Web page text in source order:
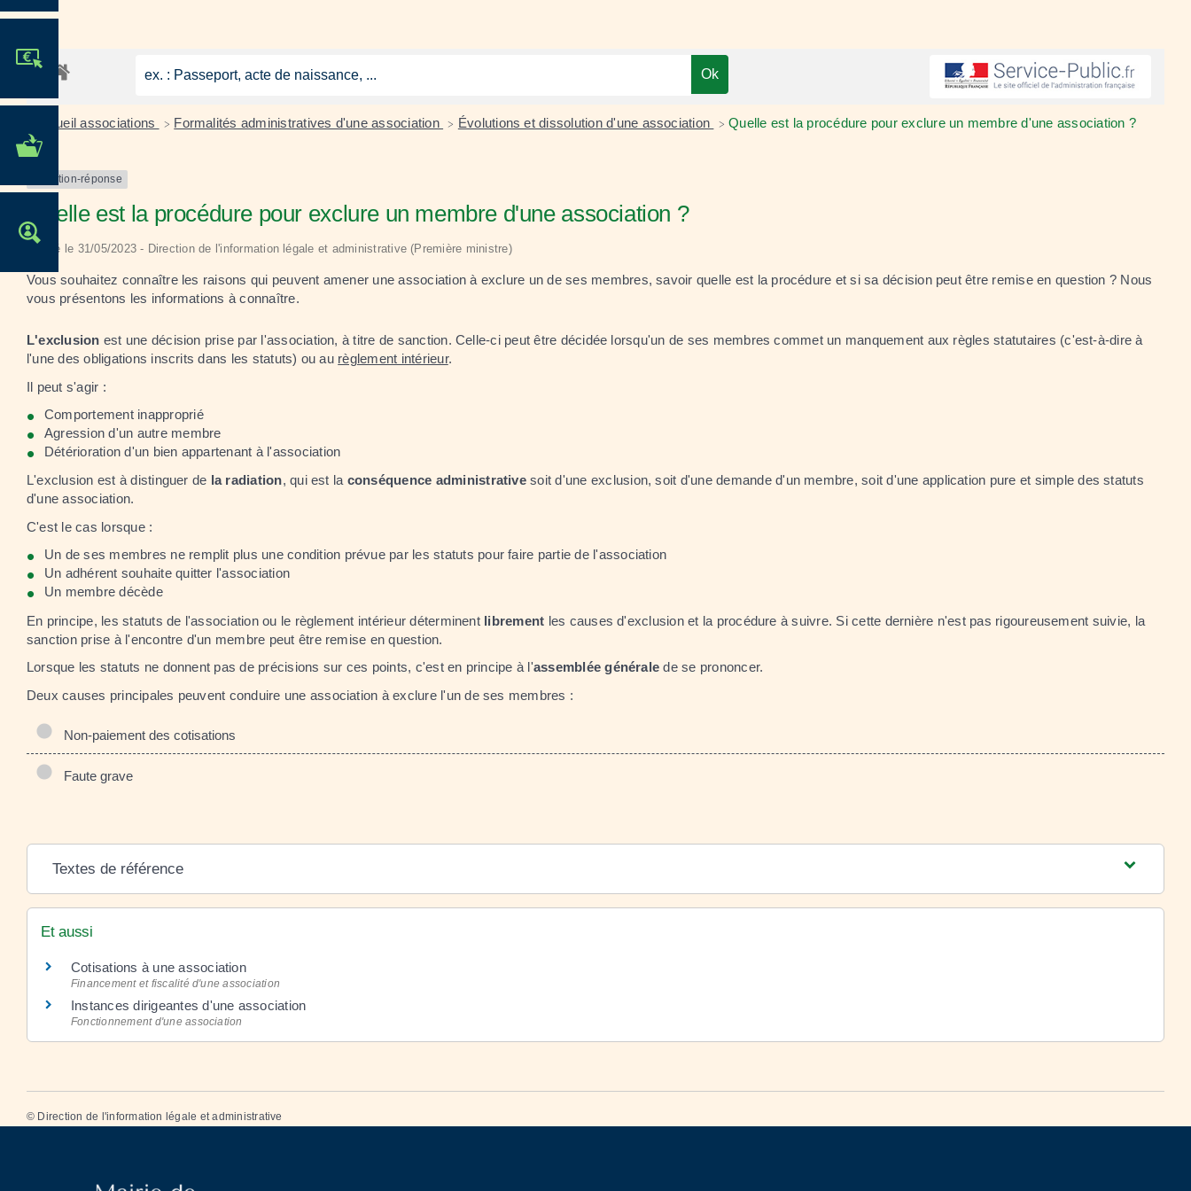
MES DÉMARCHES
OFFRES D'EMPLOI
Accueil associations > Formalités administratives d'une association > Évolutions et dissolution d'une association > Quelle est la procédure pour exclure un membre d'une association ?
Question-réponse
Quelle est la procédure pour exclure un membre d'une association ?
Vérifié le 31/05/2023 - Direction de l'information légale et administrative (Première ministre)
Vous souhaitez connaître les raisons qui peuvent amener une association à exclure un de ses membres, savoir quelle est la procédure et si sa décision peut être remise en question ? Nous
vous présentons les informations à connaître.
L'exclusion est une décision prise par l'association, à titre de sanction. Celle-ci peut être décidée lorsqu'un de ses membres commet un manquement aux règles statutaires (c'est-à-dire à
l'une des obligations inscrits dans les statuts) ou au règlement intérieur.
Il peut s'agir :
Comportement inapproprié
Agression d'un autre membre
Détérioration d'un bien appartenant à l'association
L'exclusion est à distinguer de la radiation, qui est la conséquence administrativesoit d'une exclusion, soit d'une demande d'un membre, soit d'une application pure et simple des statuts
d'une association.
C'est le cas lorsque :
Un de ses membres ne remplit plus une condition prévue par les statuts pour faire partie de l'association
Un adhérent souhaite quitter l'association
Un membre décède
En principe, les statuts de l'association ou le règlement intérieur déterminentlibrement les causes d'exclusion et la procédure à suivre. Si cette dernière n'est pas rigoureusement suivie, la
sanction prise à l'encontre d'un membre peut être remise en question.
Lorsque les statuts ne donnent pas de précisions sur ces points, c'est en principe à l'assemblée générale de se prononcer.
Deux causes principales peuvent conduire une association à exclure l'un de ses membres :
Non-paiement des cotisations
Faute grave
Textes de référence
Et aussi
Cotisations à une association
Financement et fiscalité d'une association
Instances dirigeantes d'une association
Fonctionnement d'une association
© Direction de l'information légale et administrative